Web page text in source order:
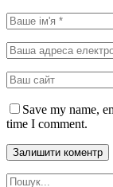
Save my name,
time I comment.